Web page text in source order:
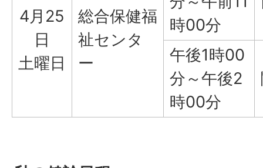
4月25
日
土曜日
総合保健福
祉センタ
ー
時00分
午後1時00
分～午後2
時00分